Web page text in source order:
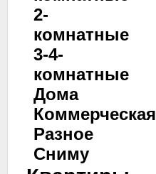
2-
комнатные
3-4-
комнатные
Дома
Коммерческая
Разное
Сниму